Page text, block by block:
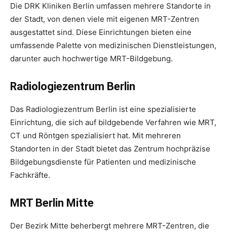
Die DRK Kliniken Berlin umfassen mehrere Standorte in
der Stadt, von denen viele mit eigenen MRT-Zentren
ausgestattet sind. Diese Einrichtungen bieten eine
umfassende Palette von medizinischen Dienstleistungen,
darunter auch hochwertige MRT-Bildgebung.
Radiologiezentrum Berlin
Das Radiologiezentrum Berlin ist eine spezialisierte
Einrichtung, die sich auf bildgebende Verfahren wie MRT,
CT und Röntgen spezialisiert hat. Mit mehreren
Standorten in der Stadt bietet das Zentrum hochpräzise
Bildgebungsdienste für Patienten und medizinische
Fachkräfte.
MRT Berlin Mitte
Der Bezirk Mitte beherbergt mehrere MRT-Zentren, die